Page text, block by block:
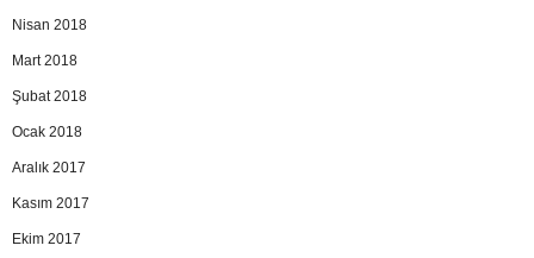
Nisan 2018
Mart 2018
Şubat 2018
Ocak 2018
Aralık 2017
Kasım 2017
Ekim 2017